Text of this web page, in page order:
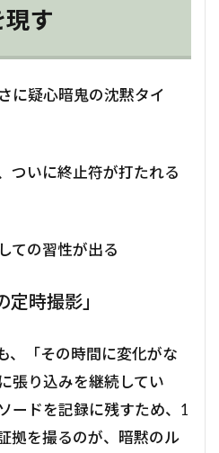
現す
に疑心暗鬼の沈黙タイ
ついに終止符が打たれる
ての習性が出る
定時撮影」
、「その時間に変化がな
張り込みを継続してい
ードを記録に残すため、1
拠を撮るのが、暗黙のル